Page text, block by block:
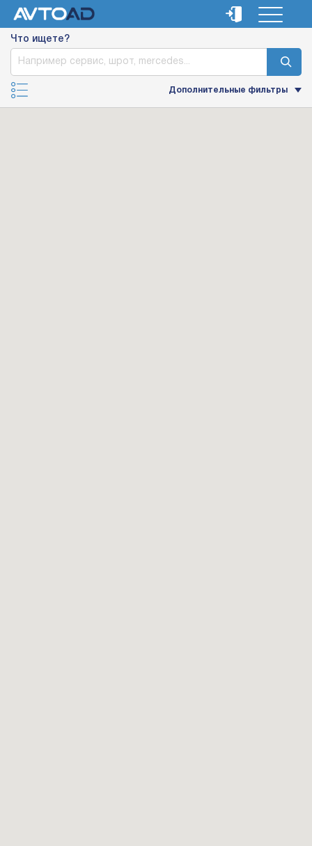
Что ищете?
Дополнительные фильтры